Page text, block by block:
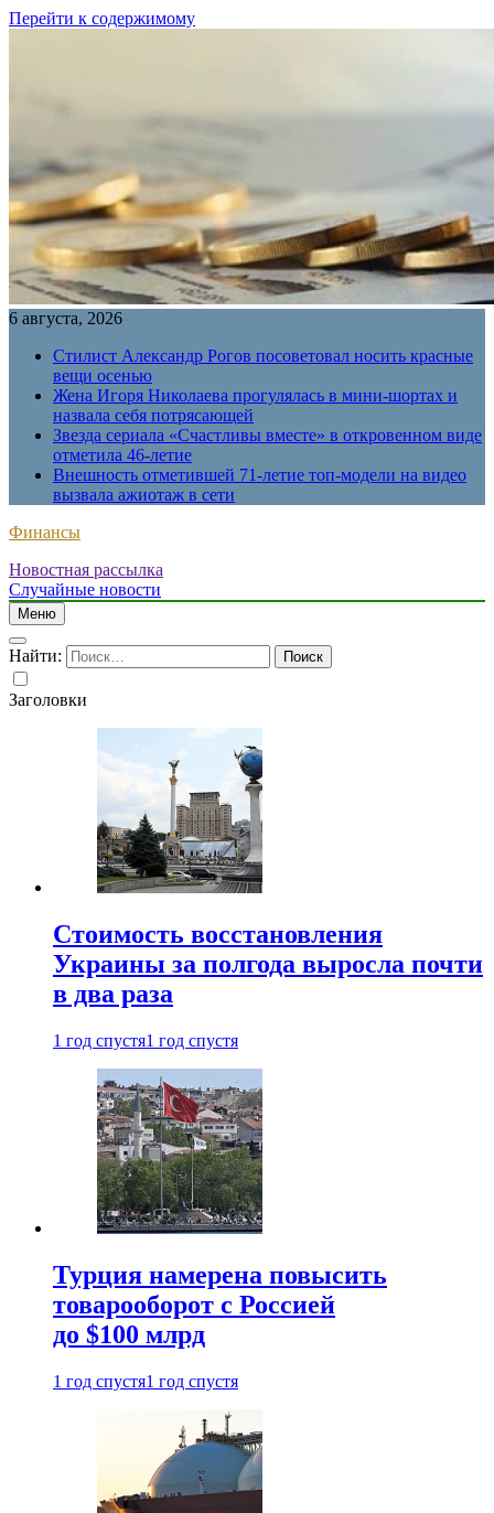
Перейти к содержимому
6 августа, 2026
Стилист Александр Рогов посоветовал носить красные
вещи осенью
Жена Игоря Николаева прогулялась в мини-шортах и
назвала себя потрясающей
Звезда сериала «Счастливы вместе» в откровенном виде
отметила 46-летие
Внешность отметившей 71-летие топ-модели на видео
вызвала ажиотаж в сети
Финансы
Новостная рассылка
Случайные новости
Меню
Найти:
Заголовки
Стоимость восстановления
Украины за полгода выросла почти
в два раза
1 год спустя1 год спустя
Турция намерена повысить
товарооборот с Россией
до $100 млрд
1 год спустя1 год спустя